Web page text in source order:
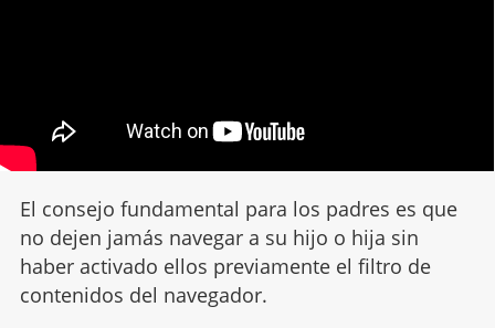
El consejo fundamental para los padres es que
no dejen jamás navegar a su hijo o hija sin
haber activado ellos previamente el filtro de
contenidos del navegador.